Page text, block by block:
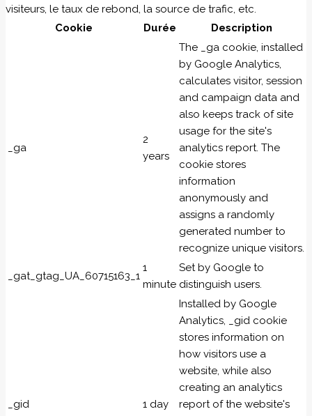
visiteurs, le taux de rebond, la source de trafic, etc.
Cookie
Durée Description
_ga
2
years
The _ga cookie, installed
by Google Analytics,
calculates visitor, session
and campaign data and
also keeps track of site
usage for the site's
analytics report. The
cookie stores
information
anonymously and
assigns a randomly
generated number to
recognize unique visitors.
_gat_gtag_UA_60715163_1
1
minute
Set by Google to
distinguish users.
_gid 1 day
Installed by Google
Analytics, _gid cookie
stores information on
how visitors use a
website, while also
creating an analytics
report of the website's